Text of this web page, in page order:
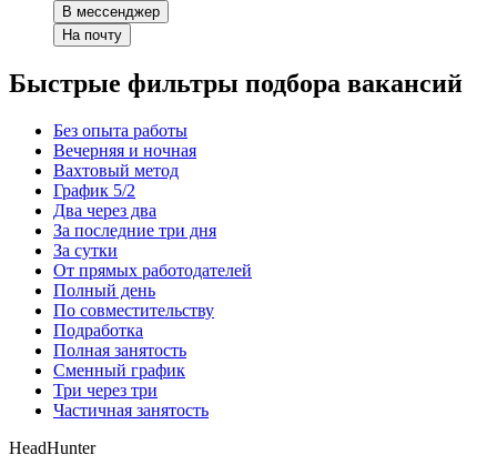
В мессенджер
На почту
Быстрые фильтры подбора вакансий
Без опыта работы
Вечерняя и ночная
Вахтовый метод
График 5/2
Два через два
За последние три дня
За сутки
От прямых работодателей
Полный день
По совместительству
Подработка
Полная занятость
Сменный график
Три через три
Частичная занятость
HeadHunter